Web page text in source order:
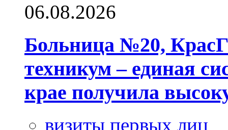
06.08.2026
Больница №20,
техникум – единая
крае получила
визиты первых лиц